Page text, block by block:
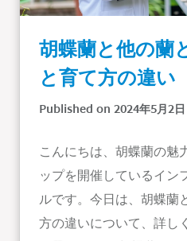
胡蝶蘭と他の蘭
と育て方の違い
Published on 2024年5月2日
こんにちは、胡蝶蘭の魅
ップを開催しているイン
ルです。今日は、胡蝶蘭
方の違いについて、詳し